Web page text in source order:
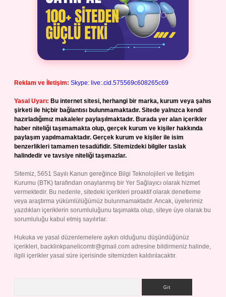
Reklam ve İletişim: Skype: live:.cid.575569c608265c69
Yasal Uyarı: Bu internet sitesi, herhangi bir marka, kurum veya şahıs
şirketi ile hiçbir bağlantısı bulunmamaktadır. Sitede yalnızca kendi
hazırladığımız makaleler paylaşılmaktadır. Burada yer alan içerikler
haber niteliği taşımamakta olup, gerçek kurum ve kişiler hakkında
paylaşım yapılmamaktadır. Gerçek kurum ve kişiler ile isim
benzerlikleri tamamen tesadüfidir. Sitemizdeki bilgiler taslak
halindedir ve tavsiye niteliği taşımazlar.
Sitemiz, 5651 Sayılı Kanun gereğince Bilgi Teknolojileri ve İletişim
Kurumu (BTK) tarafından onaylanmış bir Yer Sağlayıcı olarak hizmet
vermektedir. Bu nedenle, sitedeki içerikleri proaktif olarak denetleme
veya araştırma yükümlülüğümüz bulunmamaktadır. Ancak, üyelerimiz
yazdıkları içeriklerin sorumluluğunu taşımakta olup, siteye üye olarak bu
sorumluluğu kabul etmiş sayılırlar.
Hukuka ve yasal düzenlemelere aykırı olduğunu düşündüğünüz
içerikleri, backlinkpanelicomtr@gmail.com adresine bildirmeniz halinde,
ilgili içerikler yasal süre içerisinde sitemizden kaldırılacaktır.